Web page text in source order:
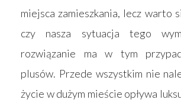
miejsca zamieszkania, lecz warto
czy nasza sytuacja tego
rozwiązanie ma w tym
plusów. Przede wszystkim nie
życie w dużym mieście opływa